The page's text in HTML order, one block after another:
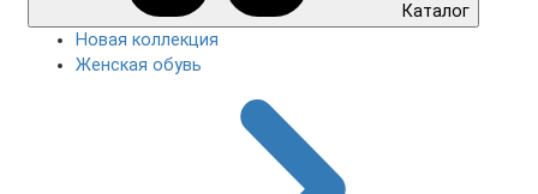
Каталог
Новая коллекция
Женская обувь